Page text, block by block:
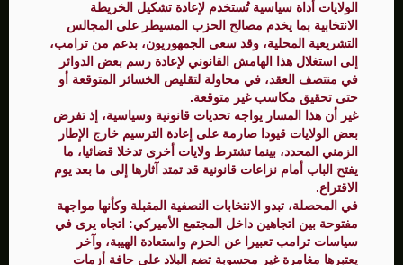
الولايات أداة سياسية تُستخدم لإعادة تشكيل الخريطة
الانتخابية بما يخدم مصالح الحزب المسيطر على المجالس
التشريعية المحلية، وقد سعى الجمهوريون، بدعم من ترامب،
إلى استغلال هذا الهامش القانوني لإعادة رسم بعض الدوائر
في منتصف العقد، في محاولة لتقليص الخسائر المتوقعة أو
حتى تحقيق مكاسب غير متوقعة.
غير أن هذا المسار يواجه تحديات قانونية وسياسية، إذ تفرض
بعض الولايات قيودا صارمة على إعادة الترسيم خارج الإطار
الزمني المحدد، بينما تشترط ولايات أخرى تدخلا قضائيا، ما
يفتح الباب أمام نزاعات قانونية قد تمتد آثارها إلى ما بعد يوم
الاقتراع.
في المحصلة، تبدو الانتخابات النصفية المقبلة وكأنها مواجهة
مفتوحة بين اتجاهين داخل المجتمع الأميركي: اتجاه يرى في
سياسات ترامب تعبيرا عن الحزم واستعادة الهيبة، وآخر
يعتبرها مغامرة غير محسوبة تضع البلاد على حافة أزمات